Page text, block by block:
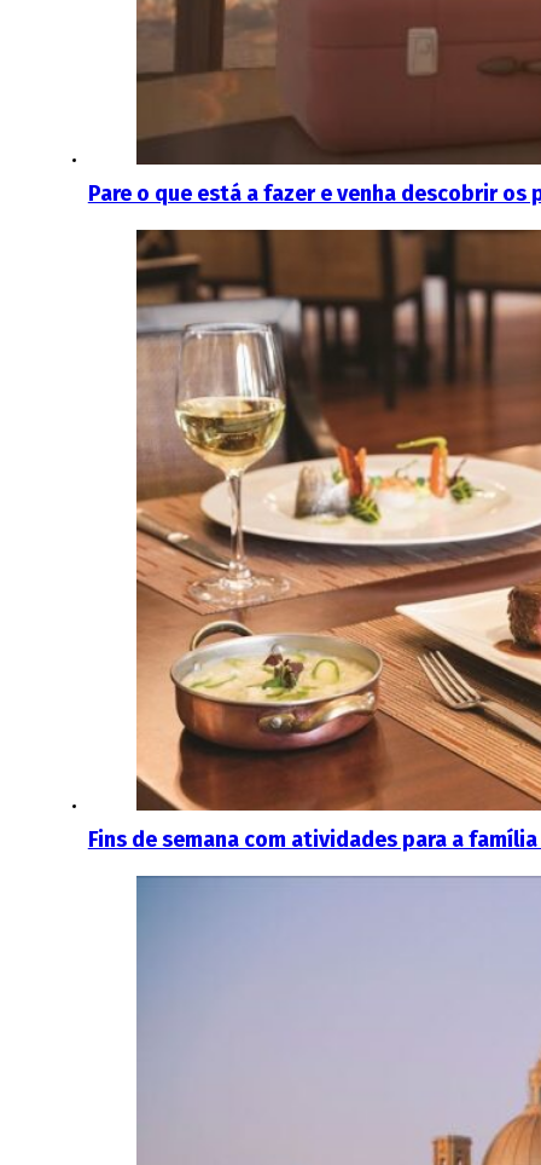
Pare o que está a fazer e venha descobrir
Fins de semana com atividades para a